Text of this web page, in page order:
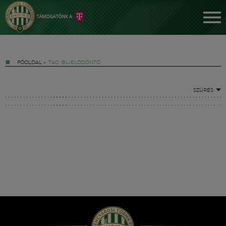
FŐOLDAL » TAG: BL-ELŐDÖNTŐ
SZŰRÉS
Hírek